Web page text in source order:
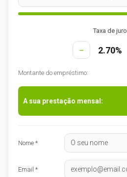
Taxa de juro
− 2.70%
Montante do empréstimo:
A sua prestação mensal:
Nome *
Email *